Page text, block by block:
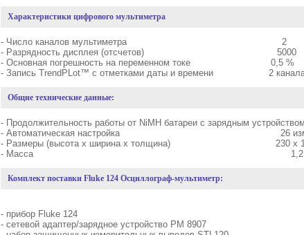
Характеристики цифрового мультиметра
- Число каналов мультиметра 2
- Разрядность дисплея (отсчетов) 5000
- Основная погрешность на переменном токе 0,5 %
- Запись TrendPLot™ с отметками даты и времени 2
Общие технические данные:
- Продолжительность работы от NiMH батареи с зарядным
- Автоматическая настройка 26
- Размеры (высота х ширина х толщина) 230 х
- Масса 1,2
Комплект поставки Fluke 124 Осциллограф-мультиметр:
- прибор Fluke 124
- сетевой адаптер/зарядное устройство РМ 8907